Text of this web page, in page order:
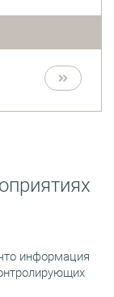
информация